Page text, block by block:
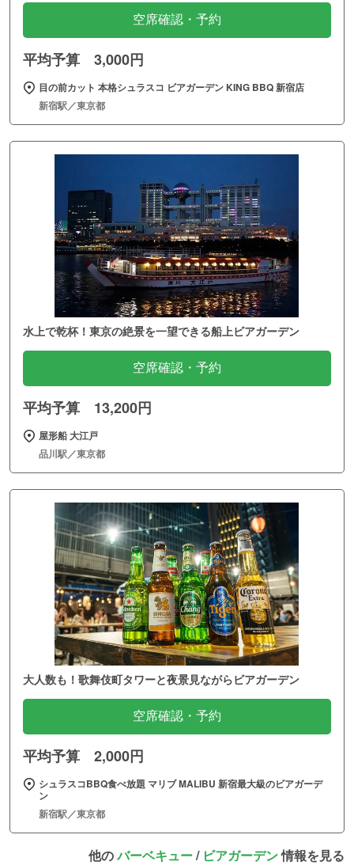
空席確認・予約
平均予算 3,000円
目の前カット 本格シュラスコ ビアガーデン KING BBQ 新宿店
新宿駅／東京都
水上で乾杯！東京の絶景を一望できる船上ビアガーデン
空席確認・予約
平均予算 13,200円
屋形船 大江戸
品川駅／東京都
大人数も！歌舞伎町タワーと夜景見ながらビアガーデン
空席確認・予約
平均予算 2,000円
シュラスコBBQ食べ放題 マリブ MALIBU 新宿最大級のビアガーデ
ン
新宿駅／東京都
他のバーベキュー/ ビアガーデン情報を見る